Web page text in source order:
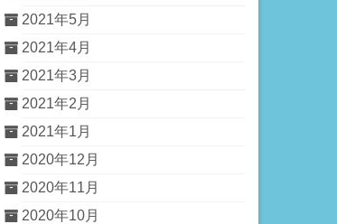
2021年5月
2021年4月
2021年3月
2021年2月
2021年1月
2020年12月
2020年11月
2020年10月